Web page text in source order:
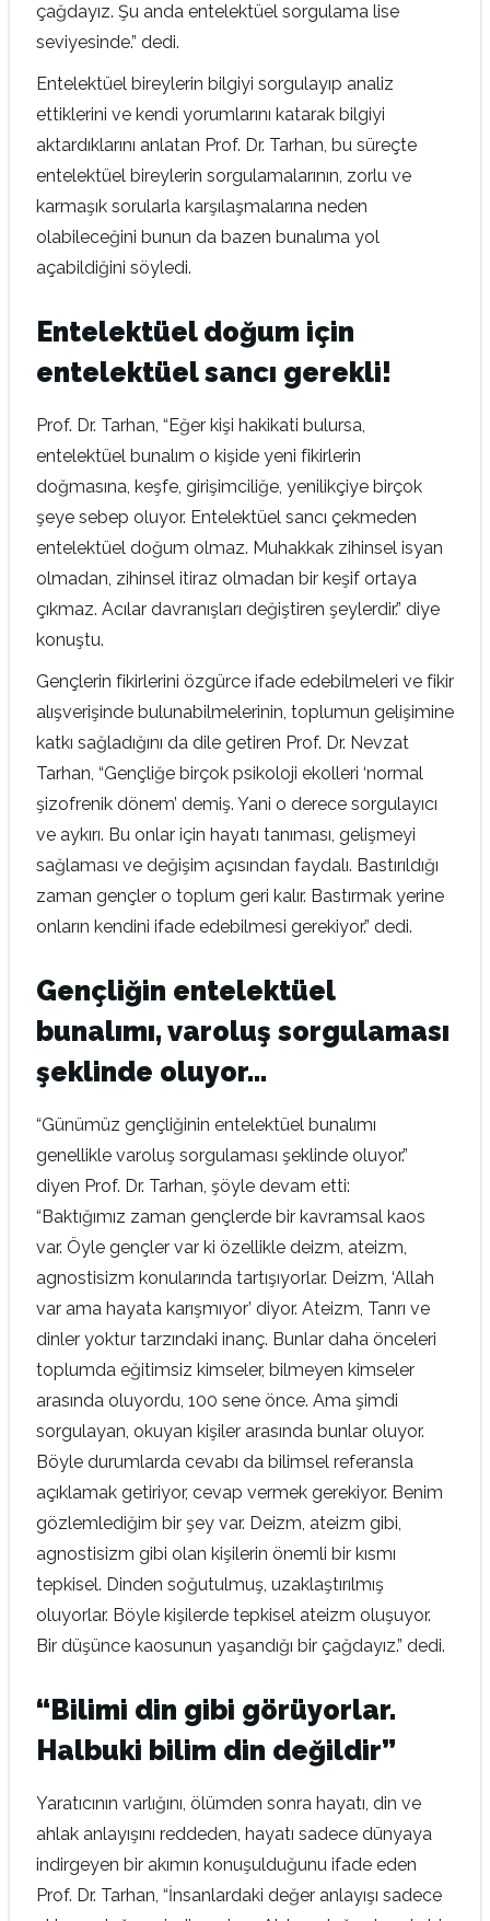
çağdayız. Şu anda entelektüel sorgulama lise
seviyesinde.” dedi.
Entelektüel bireylerin bilgiyi sorgulayıp analiz
ettiklerini ve kendi yorumlarını katarak bilgiyi
aktardıklarını anlatan Prof. Dr. Tarhan, bu süreçte
entelektüel bireylerin sorgulamalarının, zorlu ve
karmaşık sorularla karşılaşmalarına neden
olabileceğini bunun da bazen bunalıma yol
açabildiğini söyledi.
Entelektüel doğum için
entelektüel sancı gerekli!
Prof. Dr. Tarhan, “Eğer kişi hakikati bulursa,
entelektüel bunalım o kişide yeni fikirlerin
doğmasına, keşfe, girişimciliğe, yenilikçiye birçok
şeye sebep oluyor. Entelektüel sancı çekmeden
entelektüel doğum olmaz. Muhakkak zihinsel isyan
olmadan, zihinsel itiraz olmadan bir keşif ortaya
çıkmaz. Acılar davranışları değiştiren şeylerdir.” diye
konuştu.
Gençlerin fikirlerini özgürce ifade edebilmeleri ve fikir
alışverişinde bulunabilmelerinin, toplumun gelişimine
katkı sağladığını da dile getiren Prof. Dr. Nevzat
Tarhan, “Gençliğe birçok psikoloji ekolleri ‘normal
şizofrenik dönem’ demiş. Yani o derece sorgulayıcı
ve aykırı. Bu onlar için hayatı tanıması, gelişmeyi
sağlaması ve değişim açısından faydalı. Bastırıldığı
zaman gençler o toplum geri kalır. Bastırmak yerine
onların kendini ifade edebilmesi gerekiyor.” dedi.
Gençliğin entelektüel
bunalımı, varoluş sorgulaması
şeklinde oluyor…
“Günümüz gençliğinin entelektüel bunalımı
genellikle varoluş sorgulaması şeklinde oluyor.”
diyen Prof. Dr. Tarhan, şöyle devam etti:
“Baktığımız zaman gençlerde bir kavramsal kaos
var. Öyle gençler var ki özellikle deizm, ateizm,
agnostisizm konularında tartışıyorlar. Deizm, ‘Allah
var ama hayata karışmıyor’ diyor. Ateizm, Tanrı ve
dinler yoktur tarzındaki inanç. Bunlar daha önceleri
toplumda eğitimsiz kimseler, bilmeyen kimseler
arasında oluyordu, 100 sene önce. Ama şimdi
sorgulayan, okuyan kişiler arasında bunlar oluyor.
Böyle durumlarda cevabı da bilimsel referansla
açıklamak getiriyor, cevap vermek gerekiyor. Benim
gözlemlediğim bir şey var. Deizm, ateizm gibi,
agnostisizm gibi olan kişilerin önemli bir kısmı
tepkisel. Dinden soğutulmuş, uzaklaştırılmış
oluyorlar. Böyle kişilerde tepkisel ateizm oluşuyor.
Bir düşünce kaosunun yaşandığı bir çağdayız.” dedi.
“Bilimi din gibi görüyorlar.
Halbuki bilim din değildir”
Yaratıcının varlığını, ölümden sonra hayatı, din ve
ahlak anlayışını reddeden, hayatı sadece dünyaya
indirgeyen bir akımın konuşulduğunu ifade eden
Prof. Dr. Tarhan, “İnsanlardaki değer anlayışı sadece